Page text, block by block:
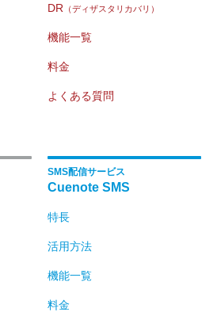
DR （ディザスタリカバリ）
機能一覧
料金
よくある質問
SMS配信サービス
Cuenote SMS
特長
活用方法
機能一覧
料金